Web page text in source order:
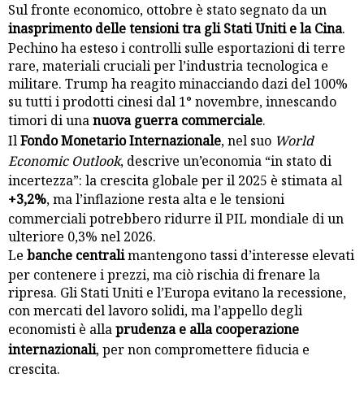
Sul fronte economico, ottobre è stato segnato da un
inasprimento delle tensioni tra gli Stati Uniti e la Cina.
Pechino ha esteso i controlli sulle esportazioni di terre
rare, materiali cruciali per l’industria tecnologica e
militare. Trump ha reagito minacciando dazi del 100%
su tutti i prodotti cinesi dal 1° novembre, innescando
timori di unanuova guerra commerciale.
IlFondo Monetario Internazionale, nel suo World
Economic Outlook, descrive un’economia “in stato di
incertezza”: la crescita globale per il 2025 è stimata al
+3,2%, ma l’inflazione resta alta e le tensioni
commerciali potrebbero ridurre il PIL mondiale di un
ulteriore 0,3% nel 2026.
Le banche centralimantengono tassi d’interesse elevati
per contenere i prezzi, ma ciò rischia di frenare la
ripresa. Gli Stati Uniti e l’Europa evitano la recessione,
con mercati del lavoro solidi, ma l’appello degli
economisti è allaprudenza e alla cooperazione
internazionali, per non compromettere fiducia e
crescita.